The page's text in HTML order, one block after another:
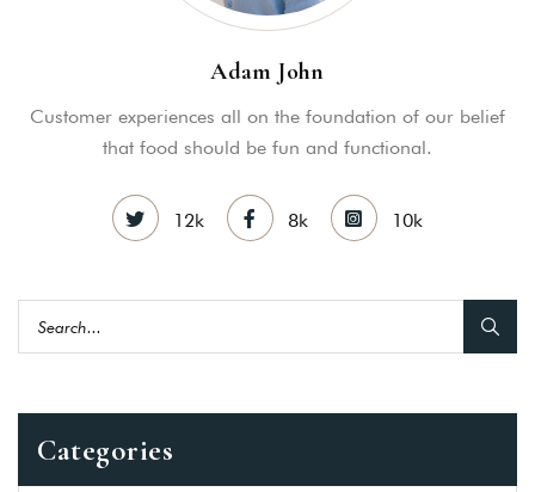
Adam John
Customer experiences all on the foundation of our belief
that food should be fun and functional.
12k 8k 10k
Categories